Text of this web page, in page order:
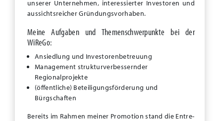
unserer Unternehmen, interessierter Investoren und
aussichtsreicher Gründungsvorhaben.
Meine Aufgaben und Themenschwerpunkte bei der
WiReGo:
Ansiedlung und Investorenbetreuung
Management strukturverbessernder
Regionalprojekte
(öffentliche) Beteiligungsförderung und
Bürgschaften
Bereits im Rahmen meiner Promotion stand die Entre-